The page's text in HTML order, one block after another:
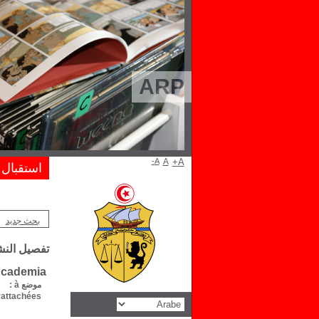
ARP
بحث جديد
تفصيل
موضع à :
:
استقبال A- A A+